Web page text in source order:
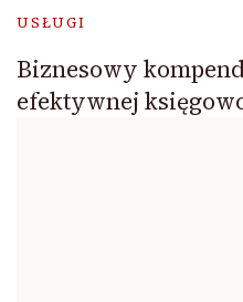
USŁUGI
Biznesowy
efektywnej